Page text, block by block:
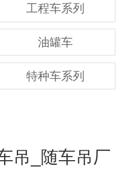
工程车系列
油罐车
特种车系列
吊_随车吊厂